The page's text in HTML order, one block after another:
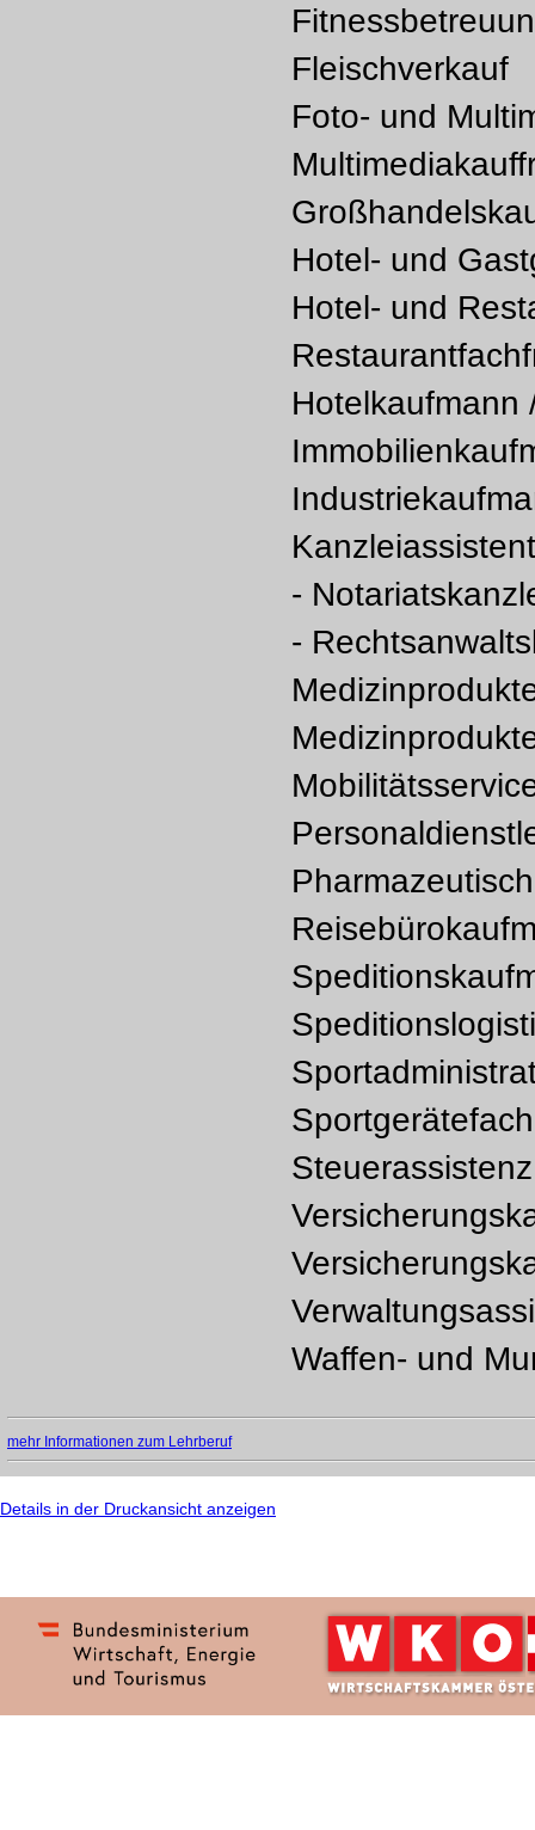
Fleischverkauf
Foto- und
Hotel- und
Hotel- und
Hotelkaufmann
-
-
Steuerassistenz
Waffen- und
mehr Informationen zum Lehrberuf
Details in der Druckansicht anzeigen